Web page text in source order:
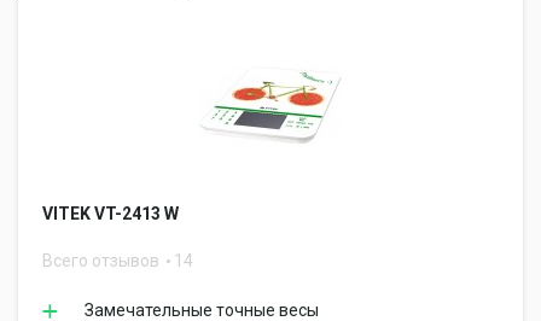
VITEK VT-2413 W
Всего отзывов 14
Замечательные точные весы